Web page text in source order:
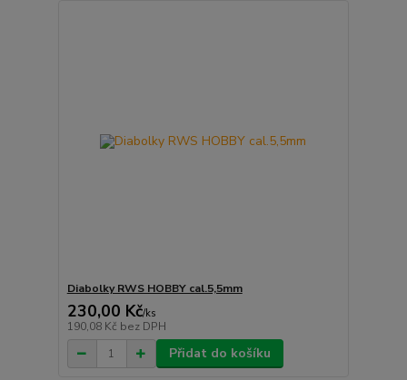
Diabolky RWS HOBBY cal.5,5mm
230,00 Kč/ks
190,08 Kč bez DPH
Přidat do košíku